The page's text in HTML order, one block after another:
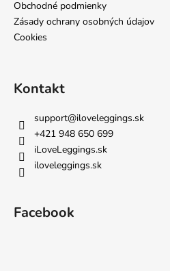
Obchodné podmienky
Zásady ochrany osobných údajov
Cookies
Kontakt
support@iloveleggings.sk
+421 948 650 699
iLoveLeggings.sk
iloveleggings.sk
Facebook